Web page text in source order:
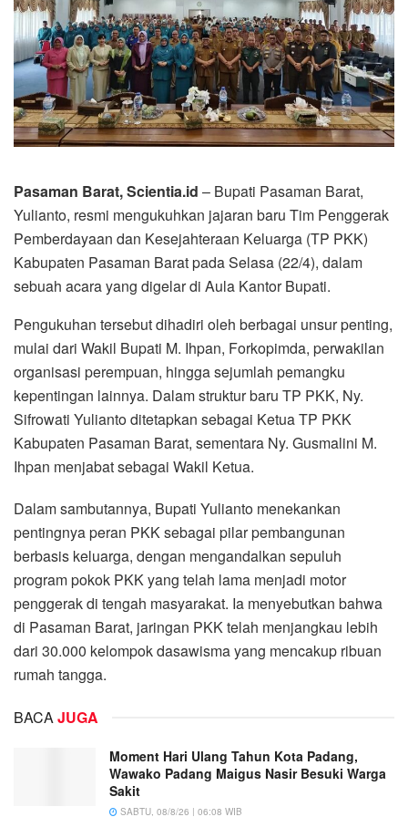
Pasaman Barat, Scientia.id – Bupati Pasaman Barat,
Yulianto, resmi mengukuhkan jajaran baru Tim Penggerak
Pemberdayaan dan Kesejahteraan Keluarga (TP PKK)
Kabupaten Pasaman Barat pada Selasa (22/4), dalam
sebuah acara yang digelar di Aula Kantor Bupati.
Pengukuhan tersebut dihadiri oleh berbagai unsur penting,
mulai dari Wakil Bupati M. Ihpan, Forkopimda, perwakilan
organisasi perempuan, hingga sejumlah pemangku
kepentingan lainnya. Dalam struktur baru TP PKK, Ny.
Sifrowati Yulianto ditetapkan sebagai Ketua TP PKK
Kabupaten Pasaman Barat, sementara Ny. Gusmalini M.
Ihpan menjabat sebagai Wakil Ketua.
Dalam sambutannya, Bupati Yulianto menekankan
pentingnya peran PKK sebagai pilar pembangunan
berbasis keluarga, dengan mengandalkan sepuluh
program pokok PKK yang telah lama menjadi motor
penggerak di tengah masyarakat. Ia menyebutkan bahwa
di Pasaman Barat, jaringan PKK telah menjangkau lebih
dari 30.000 kelompok dasawisma yang mencakup ribuan
rumah tangga.
BACAJUGA
Moment Hari Ulang Tahun Kota Padang,
Wawako Padang Maigus Nasir Besuki Warga
Sakit
SABTU, 08/8/26 | 06:08 WIB